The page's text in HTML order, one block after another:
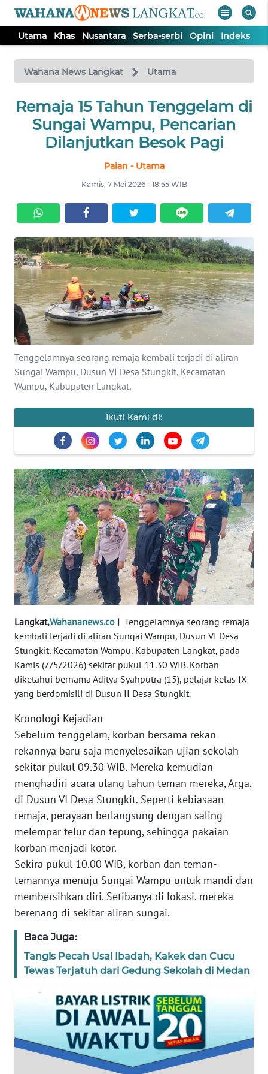
Utama Khas Nusantara Serba-serbi Opini Indeks
Wahana News Langkat Utama
Remaja 15 Tahun Tenggelam di
Sungai Wampu, Pencarian
Dilanjutkan Besok Pagi
Paian - Utama
Kamis, 7 Mei 2026 - 18:55 WIB
Tenggelamnya seorang remaja kembali terjadi di aliran
Sungai Wampu, Dusun VI Desa Stungkit, Kecamatan
Wampu, Kabupaten Langkat,
Ikuti Kami di:
Langkat,Wahananews.co | Tenggelamnya seorang remaja
kembali terjadi di aliran Sungai Wampu, Dusun VI Desa
Stungkit, Kecamatan Wampu, Kabupaten Langkat, pada
Kamis (7/5/2026) sekitar pukul 11.30 WIB. Korban
diketahui bernama Aditya Syahputra (15), pelajar kelas IX
yang berdomisili di Dusun II Desa Stungkit.
Kronologi Kejadian
Sebelum tenggelam, korban bersama rekan-
rekannya baru saja menyelesaikan ujian sekolah
sekitar pukul 09.30 WIB. Mereka kemudian
menghadiri acara ulang tahun teman mereka, Arga,
di Dusun VI Desa Stungkit. Seperti kebiasaan
remaja, perayaan berlangsung dengan saling
melempar telur dan tepung, sehingga pakaian
korban menjadi kotor.
Sekira pukul 10.00 WIB, korban dan teman-
temannya menuju Sungai Wampu untuk mandi dan
membersihkan diri. Setibanya di lokasi, mereka
berenang di sekitar aliran sungai.
Baca Juga:
Tangis Pecah Usai Ibadah, Kakek dan Cucu
Tewas Terjatuh dari Gedung Sekolah di Medan
TV
Tutup
UTAMA
SERBA-
SERBI
OPINI
Informasi
INDEKS
BERITA
KONTAK
KAMI
KAMI
PEDOMAN
MEDIA
SIBER
REDAKSI
KARIR
DISCLAIMER
Wahana
News
Regional
WN
WN
JAKARTA
WN
JABAR
BANTEN
WN
NTT
WN
WN
PAPUA